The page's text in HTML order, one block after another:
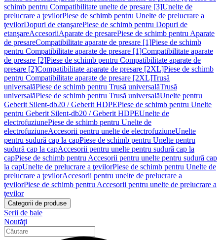
schimb pentru Compatibilitate unelte de presare [3]Unelte de
prelucrare a ţevilorPiese de schimb pentru Unelte de prelucrare a
ţevilorDopuri de etanşarePiese de schimb pentru Dopuri de
etanşareAccesoriiAparate de presarePiese de schimb pentru Aparate
de presareCompatibilitate aparate de presare [1]Piese de schimb
pentru Compatibilitate aparate de presare [1]Compatibilitate aparate
de presare [2]Piese de schimb pentru Compatibilitate aparate de
presare [2]Compatibilitate aparate de presare [2XL]Piese de schimb
pentru Compatibilitate aparate de presare [2XL]Trusă
universalăPiese de schimb pentru Trusă universalăTrusă
universalăPiese de schimb pentru Trusă universalăUnelte pentru
Geberit Silent-db20 / Geberit HDPEPiese de schimb pentru Unelte
pentru Geberit Silent-db20 / Geberit HDPEUnelte de
electrofuziunePiese de schimb pentru Unelte de
electrofuziuneAccesorii pentru unelte de electrofuziuneUnelte
pentru sudură cap la capPiese de schimb pentru Unelte pentru
sudură cap la capAccesorii pentru unelte pentru sudură cap la
capPiese de schimb pentru Accesorii pentru unelte pentru sudură cap
la capUnelte de prelucrare a ţevilorPiese de schimb pentru Unelte de
prelucrare a ţevilorAccesorii pentru unelte de prelucrare a
ţevilorPiese de schimb pentru Accesorii pentru unelte de prelucrare a
ţevilor
Categorii de produse
Serii de baie
Noutăţi